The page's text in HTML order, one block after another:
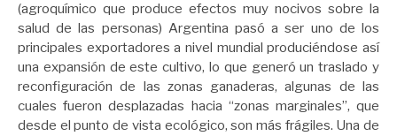
(agroquímico que produce efectos muy nocivos sobre la
salud de las personas) Argentina pasó a ser uno de los
principales exportadores a nivel mundial produciéndose así
una expansión de este cultivo, lo que generó un traslado y
reconfiguración de las zonas ganaderas, algunas de las
cuales fueron desplazadas hacia “zonas marginales”, que
desde el punto de vista ecológico, son más frágiles. Una de